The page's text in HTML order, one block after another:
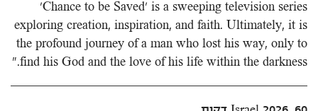
'Chance to be Saved' is a sweeping television series
exploring creation, inspiration, and faith. Ultimately, it is
the profound journey of a man who lost his way, only to
find his God and the love of his life within the darkness."